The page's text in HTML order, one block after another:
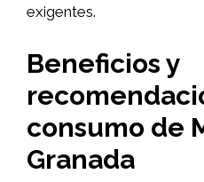
exigentes.
Beneficios y
consumo de
Granada